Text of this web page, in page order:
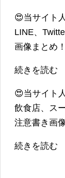
😍当サイト
LINE、
画像まとめ！
続きを読む
😍当サイト
飲食店、ス
注意書き画
続きを読む